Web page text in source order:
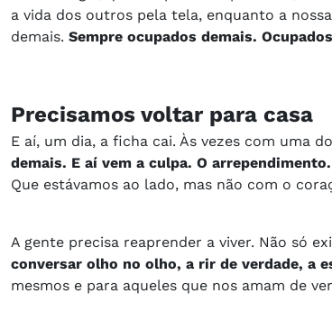
a vida dos outros pela tela, enquanto a
demais. Sempre ocupados demais.
Precisamos voltar para casa
E aí, um dia, a ficha cai. Às vezes com uma
demais. E aí vem a culpa. O
Que estávamos ao lado, mas não com o
A gente precisa reaprender a viver. Não só
conversar olho no olho, a rir de verdade, a
mesmos e para aqueles que nos amam de